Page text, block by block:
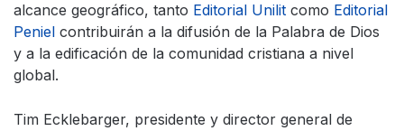
alcance geográfico, tanto Editorial Unilit como Editorial
Peniel contribuirán a la difusión de la Palabra de Dios
y a la edificación de la comunidad cristiana a nivel
global.
Tim Ecklebarger, presidente y director general de